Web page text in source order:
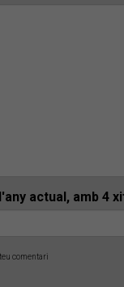
actual, amb 4
comentari